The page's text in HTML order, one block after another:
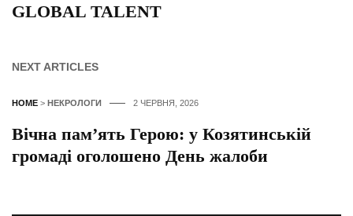
GLOBAL TALENT
NEXT ARTICLES
HOME > НЕКРОЛОГИ 2 ЧЕРВНЯ, 2026
Вічна пам’ять Герою: у Козятинській
громаді оголошено День жалоби